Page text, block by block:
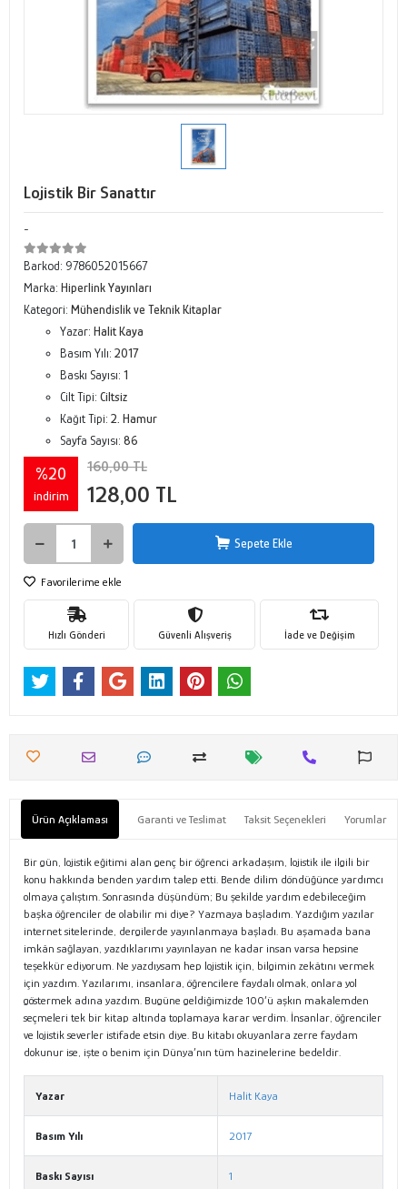
Lojistik Bir Sanattır
-
Barkod: 9786052015667
Marka: Hiperlink Yayınları
Kategori: Mühendislik ve Teknik Kitaplar
Yazar: Halit Kaya
Basım Yılı: 2017
Baskı Sayısı: 1
Cilt Tipi: Ciltsiz
Kağıt Tipi: 2. Hamur
Sayfa Sayısı: 86
%20
indirim
160,00 TL
128,00 TL
Sepete Ekle
Favorilerime ekle
Hızlı Gönderi Güvenli Alışveriş İade ve Değişim
Ürün Açıklaması Garanti ve Teslimat Taksit Seçenekleri Yorumlar
Bir gün, lojistik eğitimi alan genç bir öğrenci arkadaşım, lojistik ile ilgili bir
konu hakkında benden yardım talep etti. Bende dilim döndüğünce yardımcı
olmaya çalıştım. Sonrasında düşündüm; Bu şekilde yardım edebileceğim
başka öğrenciler de olabilir mi diye? Yazmaya başladım. Yazdığım yazılar
internet sitelerinde, dergilerde yayınlanmaya başladı. Bu aşamada bana
imkân sağlayan, yazdıklarımı yayınlayan ne kadar insan varsa hepsine
teşekkür ediyorum. Ne yazdıysam hep lojistik için, bilgimin zekâtını vermek
için yazdım. Yazılarımı, insanlara, öğrencilere faydalı olmak, onlara yol
göstermek adına yazdım. Bugüne geldiğimizde 100’ü aşkın makalemden
seçmeleri tek bir kitap altında toplamaya karar verdim. İnsanlar, öğrenciler
ve lojistik severler istifade etsin diye. Bu kitabı okuyanlara zerre faydam
dokunur ise, işte o benim için Dünya’nın tüm hazinelerine bedeldir.
Yazar Halit Kaya
Basım Yılı 2017
Baskı Sayısı 1